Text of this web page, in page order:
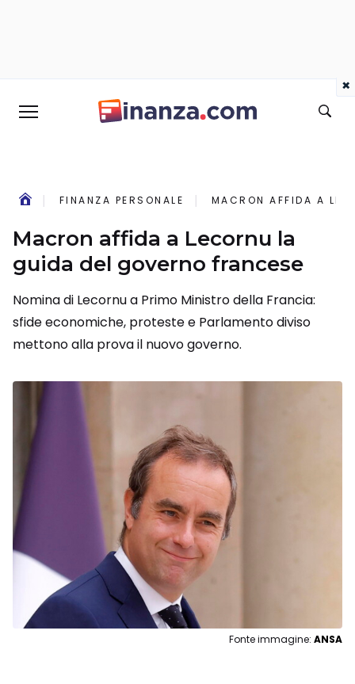
FINANZA PERSONALE MACRON AFFIDA A
Macron affida a Lecornu la
guida del governo francese
Nomina di Lecornu a Primo Ministro della Francia:
sfide economiche, proteste e Parlamento diviso
mettono alla prova il nuovo governo.
Fonte immagine: ANSA
×